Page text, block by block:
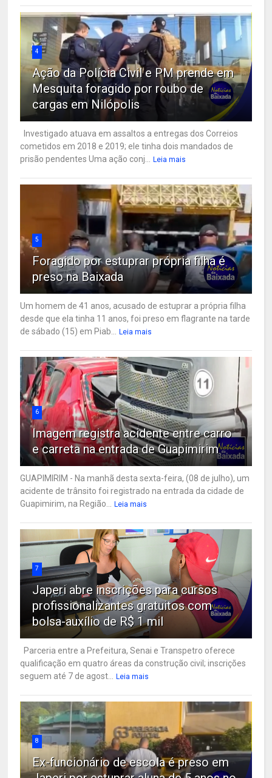
4
Ação da Polícia Civil e PM prende em
Mesquita foragido por roubo de
cargas em Nilópolis
Investigado atuava em assaltos a entregas dos Correios
cometidos em 2018 e 2019; ele tinha dois mandados de
prisão pendentes Uma ação conj...
Leia mais
5
Foragido por estuprar própria filha é
preso na Baixada
Um homem de 41 anos, acusado de estuprar a própria filha
desde que ela tinha 11 anos, foi preso em flagrante na tarde
de sábado (15) em Piab...
Leia mais
6
Imagem registra acidente entre carro
e carreta na entrada de Guapimirim
GUAPIMIRIM - Na manhã desta sexta-feira, (08 de julho), um
acidente de trânsito foi registrado na entrada da cidade de
Guapimirim, na Região...
Leia mais
7
Japeri abre inscrições para cursos
profissionalizantes gratuitos com
bolsa-auxílio de R$ 1 mil
Parceria entre a Prefeitura, Senai e Transpetro oferece
qualificação em quatro áreas da construção civil; inscrições
seguem até 7 de agost...
Leia mais
8
Ex-funcionário de escola é preso em